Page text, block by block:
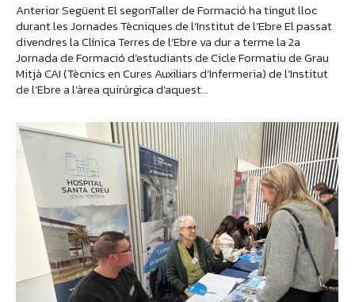
Anterior Següent El segonTaller de Formació ha tingut lloc
durant les Jornades Tècniques de l’Institut de l’Ebre El passat
divendres la Clínica Terres de l’Ebre va dur a terme la 2a
Jornada de Formació d’estudiants de Cicle Formatiu de Grau
Mitjà CAI (Tècnics en Cures Auxiliars d’Infermeria) de l’Institut
de l’Ebre a l’àrea quirúrgica d’aquest…